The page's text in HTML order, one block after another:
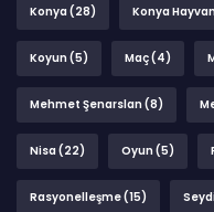
Konya(28) Konya
Koyun(5) Maç(4)
Mehmet Şenarslan(8)
Nisa(22) Oyun(5)
Rasyonelleşme(15)